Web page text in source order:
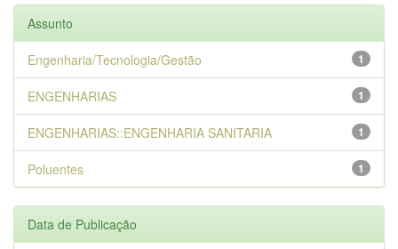
Assunto
1
Engenharia/Tecnologia/Gestão
1
ENGENHARIAS
1
ENGENHARIAS::ENGENHARIA SANITARIA
1
Poluentes
Data de Publicação